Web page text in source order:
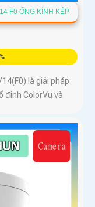
F0 ỐNG KÍNH KÉP
14(F0) là giải pháp
định ColorVu và